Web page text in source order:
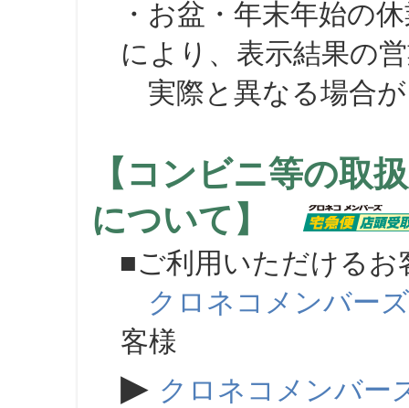
・お盆・年末年始の
により、表示結果の
実際と異なる場合が
【コンビニ等の取
について】
■ご利用いただけるお
クロネコメンバーズ
客様
▶ クロネコメンバー